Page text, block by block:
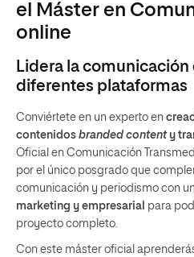
el Máster en
online
Lidera la comunicación
diferentes plataformas
Conviértete en un experto en
contenidos branded contenty
Oficial en Comunicación
por el único posgrado que
comunicación y periodismo con
marketing y empresarial para
proyecto completo.
Con este máster oficial